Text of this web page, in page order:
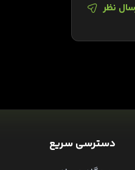
نظر
دسترسی سریع